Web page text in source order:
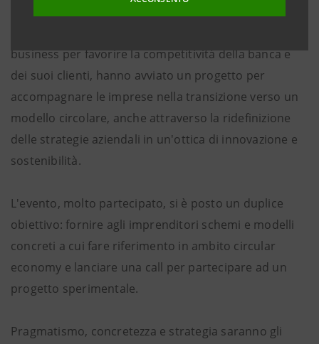
business per favorire la competitività della banca e
dei suoi clienti, hanno avviato un progetto per
accompagnare le imprese nella transizione verso un
modello circolare, anche attraverso la ridefinizione
delle strategie aziendali in un'ottica di innovazione e
sostenibilità.
L'evento, molto partecipato, si è posto un duplice
obiettivo: fornire agli imprenditori schemi e modelli
concreti a cui fare riferimento in ambito circular
economy e lanciare una call per partecipare ad un
progetto sperimentale.
Pragmatismo, concretezza e strategia saranno gli